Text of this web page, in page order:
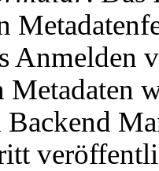
Anmelden
Metadaten